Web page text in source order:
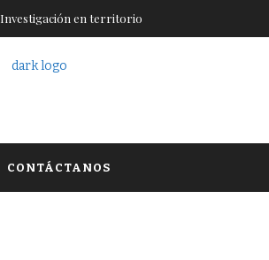
en territorio
CONTÁCTANOS